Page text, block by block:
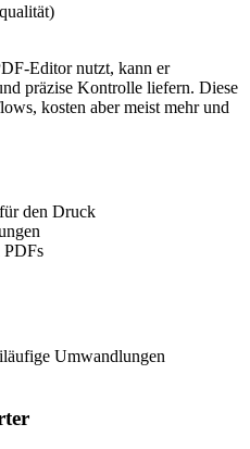
Editor nutzt, kann er
präzise Kontrolle liefern. Diese
kosten aber meist mehr und
den Druck
PDFs
Umwandlungen